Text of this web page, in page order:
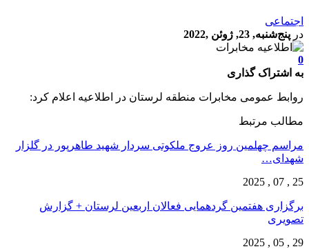
اجتماعی
در پنج‌شنبه, 23, ژوئن ,2022
0
به اشتراک گذاری
روابط عمومی مخابرات منطقه لرستان در اطلاعیه اعلام کرد:
مطالب مرتبط
مراسم چهلمین روز عروج ملکوتی سردار شهید طاهرپور در گلزار
شهدای…
25 , 07 , 2025
برگزاری هفتمین گردهمایی فعالان اربعین لرستان + گزارش
تصویری
29 , 05 , 2025